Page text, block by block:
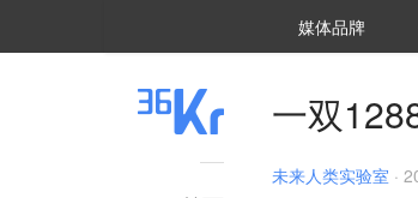
媒体品牌
一双
未来人类实验室 ·